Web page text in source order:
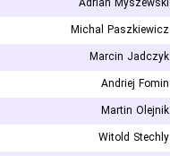
Michal Paszkiewicz
Marcin Jadczyk
Andriej Fomin
Martin Olejnik
Witold Stechly